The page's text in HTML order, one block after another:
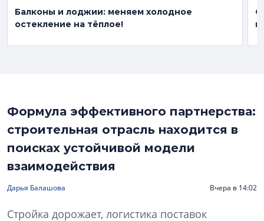
Балконы и лоджии: меняем холодное
остекление на тёплое!
Формула эффективного партнерства:
строительная отрасль находится в
поисках устойчивой модели
взаимодействия
Дарья Балашова Вчера в 14:02
Стройка дорожает, логистика поставок